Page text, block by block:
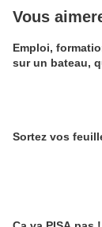
Vous
Emploi,
sur un bateau,
Sortez vos